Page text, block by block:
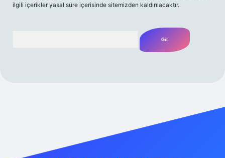
ilgili içerikler yasal süre içerisinde sitemizden kaldırılacaktır.